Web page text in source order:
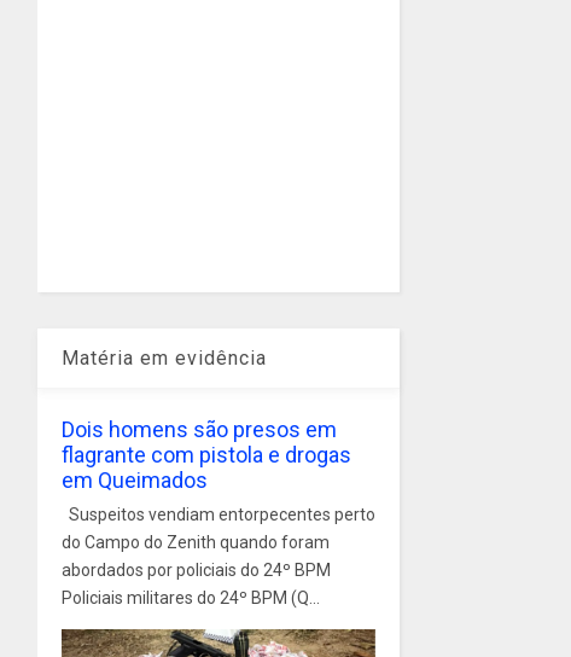
Matéria em evidência
Dois homens são presos em
flagrante com pistola e drogas
em Queimados
Suspeitos vendiam entorpecentes perto
do Campo do Zenith quando foram
abordados por policiais do 24º BPM
Policiais militares do 24º BPM (Q...